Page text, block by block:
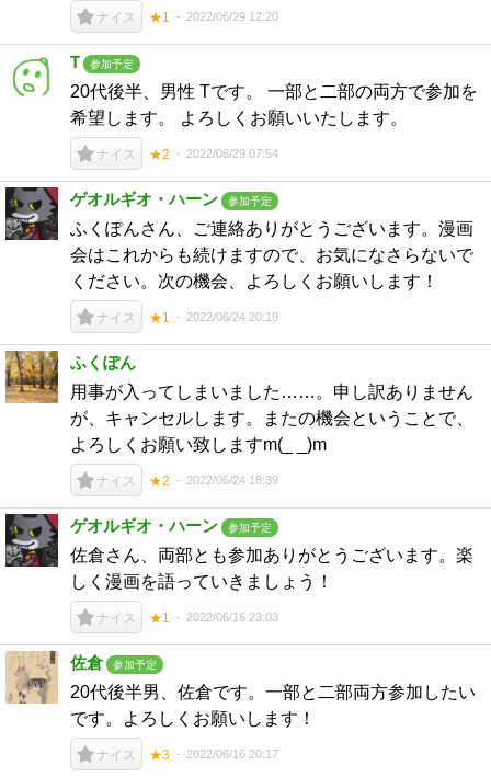
ナイス ★1 2022/06/29 12:20
T 参加予定
20代後半、男性 Tです。 一部と二部の両方で参加を
希望します。 よろしくお願いいたします。
ナイス ★2 2022/06/29 07:54
ゲオルギオ・ハーン 参加予定
ふくぽんさん、ご連絡ありがとうございます。漫画
会はこれからも続けますので、お気になさらないで
ください。次の機会、よろしくお願いします！
ナイス ★1 2022/06/24 20:19
ふくぽん
用事が入ってしまいました……。申し訳ありません
が、キャンセルします。またの機会ということで、
よろしくお願い致しますm(_ _)m
ナイス ★2 2022/06/24 18:39
ゲオルギオ・ハーン 参加予定
佐倉さん、両部とも参加ありがとうございます。楽
しく漫画を語っていきましょう！
ナイス ★1 2022/06/16 23:03
佐倉 参加予定
20代後半男、佐倉です。一部と二部両方参加したい
です。よろしくお願いします！
ナイス ★3 2022/06/16 20:17